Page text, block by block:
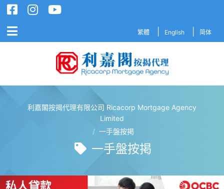
繁體 English 简体
利嘉閣按揭代理有限公司 Ricacorp Mortgage Agency
Limited
/ 一手盤按掲
一手盤按掲